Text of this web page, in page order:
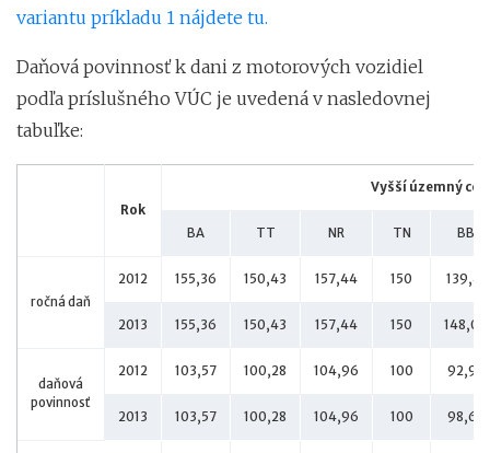
variantu príkladu 1 nájdete tu.
Daňová povinnosť k dani z motorových vozidiel
podľa príslušného VÚC je uvedená v nasledovnej
tabuľke:
Rok
Vyšší územný
BA TT NR TN BB
ročná daň
2012 155,36 150,43 157,44 150 139,41
2013 155,36 150,43 157,44 150 148,00
daňová
povinnosť
2012 103,57 100,28 104,96 100 92,94
2013 103,57 100,28 104,96 100 98,66